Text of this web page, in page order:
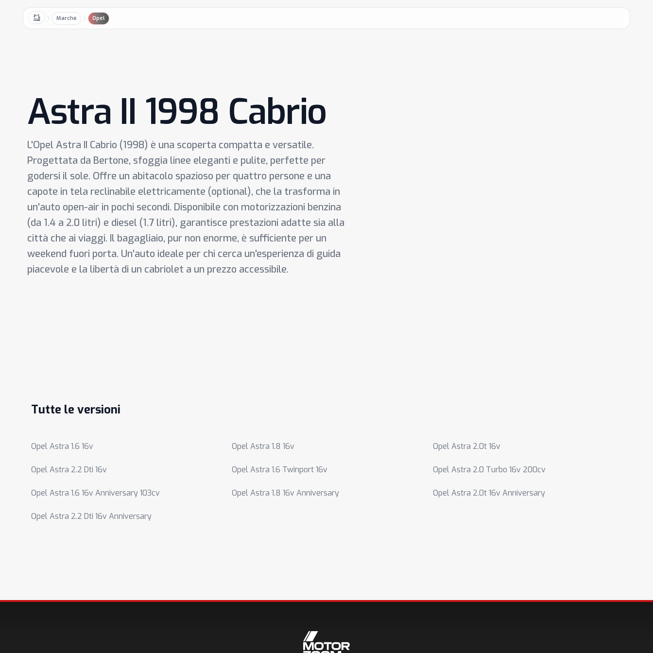
Home Marche Opel
Astra II 1998 Cabrio
L'Opel Astra II Cabrio (1998) è una scoperta compatta e versatile.
Progettata da Bertone, sfoggia linee eleganti e pulite, perfette per
godersi il sole. Offre un abitacolo spazioso per quattro persone e una
capote in tela reclinabile elettricamente (optional), che la trasforma in
un'auto open-air in pochi secondi. Disponibile con motorizzazioni benzina
(da 1.4 a 2.0 litri) e diesel (1.7 litri), garantisce prestazioni adatte sia alla
città che ai viaggi. Il bagagliaio, pur non enorme, è sufficiente per un
weekend fuori porta. Un'auto ideale per chi cerca un'esperienza di guida
piacevole e la libertà di un cabriolet a un prezzo accessibile.
Tutte le versioni
Opel Astra 1.6 16v Opel Astra 1.8 16v Opel Astra 2.0t 16v
Opel Astra 2.2 Dti 16v Opel Astra 1.6 Twinport 16v Opel Astra 2.0 Turbo 16v 200cv
Opel Astra 1.6 16v Anniversary 103cv Opel Astra 1.8 16v Anniversary Opel Astra 2.0t 16v Anniversary
Opel Astra 2.2 Dti 16v Anniversary